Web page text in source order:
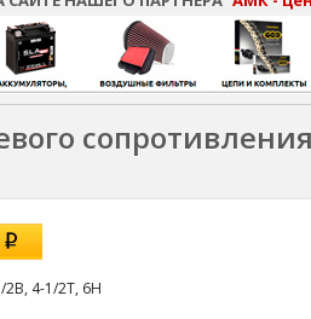
сопротивления
2B, 4-1/2T, 6H